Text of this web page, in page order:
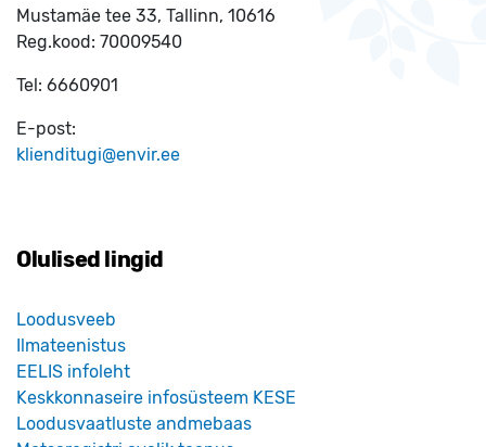
Mustamäe tee 33, Tallinn, 10616
Reg.kood: 70009540
Tel: 6660901
E-post:
klienditugi@envir.ee
Olulised lingid
Loodusveeb
Ilmateenistus
EELIS infoleht
Keskkonnaseire infosüsteem KESE
Loodusvaatluste andmebaas